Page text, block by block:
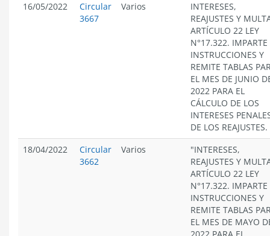
16/05/2022
Circular
3667
Varios
INTERESES,
REAJUSTES Y
ARTÍCULO 22 LEY
N°17.322. IMPARTE
INSTRUCCIONES Y
REMITE TABLAS
EL MES DE JUNIO
2022 PARA EL
CÁLCULO DE LOS
INTERESES
DE LOS REAJUSTES.
18/04/2022
Circular
3662
Varios
"INTERESES,
REAJUSTES Y
ARTÍCULO 22 LEY
N°17.322. IMPARTE
INSTRUCCIONES Y
REMITE TABLAS
EL MES DE MAYO